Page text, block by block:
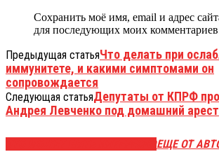
Сохранить моё имя, email и адрес
для последующих моих
Предыдущая статьяЧто делать при
иммунитете, и какими симптомами он
сопровождается
Следующая статьяДепутаты от КПРФ
Андрея Левченко под домашний арест
ЕЩЕ ОТ